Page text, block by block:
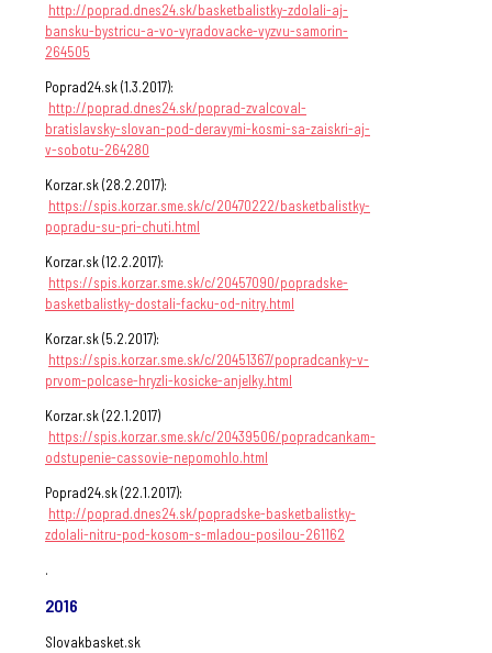
http://poprad.dnes24.sk/basketbalistky-zdolali-aj-
bansku-bystricu-a-vo-vyradovacke-vyzvu-samorin-
264505
Poprad24.sk (1.3.2017):
http://poprad.dnes24.sk/poprad-zvalcoval-
bratislavsky-slovan-pod-deravymi-kosmi-sa-zaiskri-aj-
v-sobotu-264280
Korzar.sk (28.2.2017):
https://spis.korzar.sme.sk/c/20470222/basketbalistky-
popradu-su-pri-chuti.html
Korzar.sk (12.2.2017):
https://spis.korzar.sme.sk/c/20457090/popradske-
basketbalistky-dostali-facku-od-nitry.html
Korzar.sk (5.2.2017):
https://spis.korzar.sme.sk/c/20451367/popradcanky-v-
prvom-polcase-hryzli-kosicke-anjelky.html
Korzar.sk (22.1.2017)
https://spis.korzar.sme.sk/c/20439506/popradcankam-
odstupenie-cassovie-nepomohlo.html
Poprad24.sk (22.1.2017):
http://poprad.dnes24.sk/popradske-basketbalistky-
zdolali-nitru-pod-kosom-s-mladou-posilou-261162
.
2016
Slovakbasket.sk